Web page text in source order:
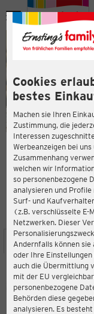
Cookies
bestes
Machen sie Ihren
Zustimmung, die
Interessen
Werbeanzeigen bei
Zusammenhang
welchen wir
so personenbezogene
analysieren und
Surf- und
(z.B. verschlüsselte E-
Netzwerken. Dieser
Andernfalls können sie
oder Ihre
auch die Übermittlung
mit der EU
personenbezogene
Behörden diese
analysieren. Es
Menü
STANDORT SERVICES
Lange Str.